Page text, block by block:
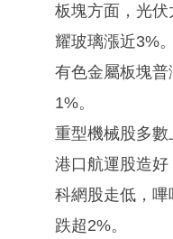
板塊方面，光
耀玻璃漲近3%。
有色金屬板塊
1%。
重型機械股多數
港口航運股造好
科網股走低，
跌超2%。